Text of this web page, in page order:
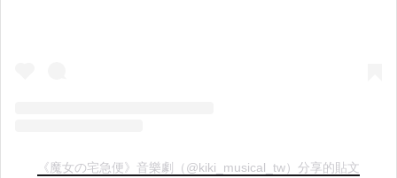
《魔女の宅急便》音樂劇（@kiki_musical_tw）分享的貼文